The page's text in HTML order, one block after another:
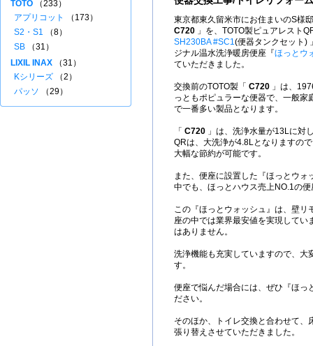
東京都東久留米市にお住まいのS様
C720 」を、TOTO製ピュアレスト
SH230BA #SC1(便器タンクセット)
ジナル温水洗浄暖房便座『ほっとウ
ていただきました。
交換前のTOTO製「 C720 」は、
っともポピュラーな便器で、一般家
で一番多い製品となります。
「 C720 」は、洗浄水量が13Lに対
QRは、大洗浄が4.8Lとなりますの
大幅な節約が可能です。
また、便座に設置した『ほっとウォ
中でも、ほっとハウス売上NO.1の
この『ほっとウォッシュ』は、壁リ
座の中では業界最安値を実現してい
はありません。
洗浄機能も充実していますので、大
す。
便座で悩んだ場合には、ぜひ『ほっ
ださい。
そのほか、トイレ交換と合わせて、
張り替えさせていただきました。
TOTO （233）
アプリコット
（173）
S2・S1 （8）
SB （31）
LIXIL INAX （31）
Kシリーズ （2）
パッソ （29）